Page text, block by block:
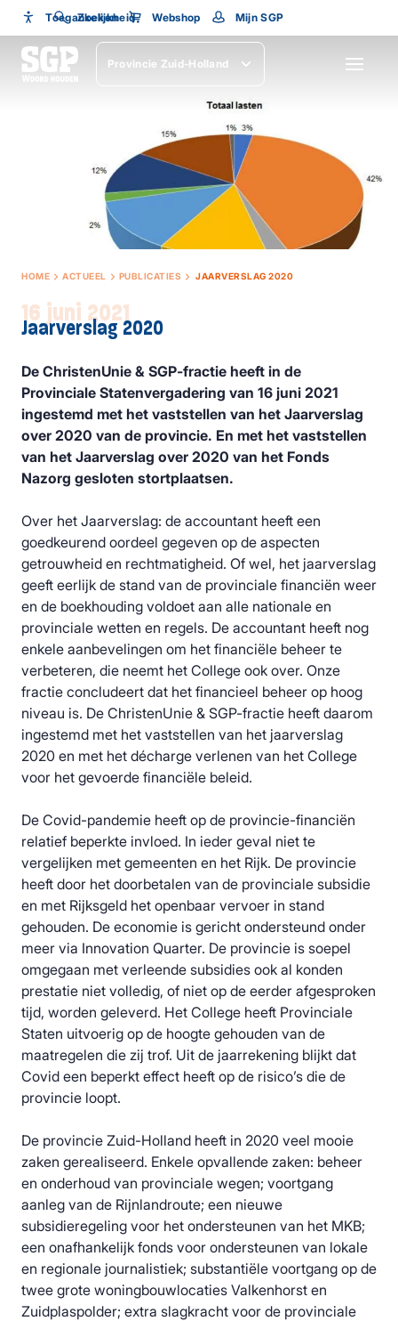
Toegankelijkheid
Toegankelijkheid
Lettergrootte
Zoeken Webshop Mijn SGP
Provincie Zuid-Holland
HOME ACTUEEL PUBLICATIES JAARVERSLAG 2020
16 juni 2021
Jaarverslag 2020
De ChristenUnie & SGP-fractie heeft in de
Provinciale Statenvergadering van 16 juni 2021
ingestemd met het vaststellen van het Jaarverslag
over 2020 van de provincie. En met het vaststellen
van het Jaarverslag over 2020 van het Fonds
Nazorg gesloten stortplaatsen.
Over het Jaarverslag: de accountant heeft een
goedkeurend oordeel gegeven op de aspecten
getrouwheid en rechtmatigheid. Of wel, het jaarverslag
geeft eerlijk de stand van de provinciale financiën weer
en de boekhouding voldoet aan alle nationale en
provinciale wetten en regels. De accountant heeft nog
enkele aanbevelingen om het financiële beheer te
verbeteren, die neemt het College ook over. Onze
fractie concludeert dat het financieel beheer op hoog
niveau is. De ChristenUnie & SGP-fractie heeft daarom
ingestemd met het vaststellen van het jaarverslag
2020 en met het décharge verlenen van het College
voor het gevoerde financiële beleid.
De Covid-pandemie heeft op de provincie-financiën
relatief beperkte invloed. In ieder geval niet te
vergelijken met gemeenten en het Rijk. De provincie
heeft door het doorbetalen van de provinciale subsidie
en met Rijksgeld het openbaar vervoer in stand
gehouden. De economie is gericht ondersteund onder
meer via Innovation Quarter. De provincie is soepel
omgegaan met verleende subsidies ook al konden
prestatie niet volledig, of niet op de eerder afgesproken
tijd, worden geleverd. Het College heeft Provinciale
Staten uitvoerig op de hoogte gehouden van de
maatregelen die zij trof. Uit de jaarrekening blijkt dat
Covid een beperkt effect heeft op de risico’s die de
provincie loopt.
De provincie Zuid-Holland heeft in 2020 veel mooie
zaken gerealiseerd. Enkele opvallende zaken: beheer
en onderhoud van provinciale wegen; voortgang
aanleg van de Rijnlandroute; een nieuwe
subsidieregeling voor het ondersteunen van het MKB;
een onafhankelijk fonds voor ondersteunen van lokale
en regionale journalistiek; substantiële voortgang op de
twee grote woningbouwlocaties Valkenhorst en
Zuidplaspolder; extra slagkracht voor de provinciale